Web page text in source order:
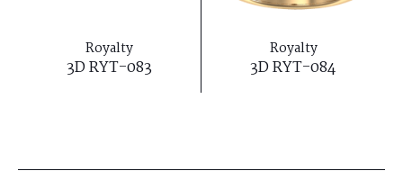
Royalty
3D RYT-083
Royalty
3D RYT-084